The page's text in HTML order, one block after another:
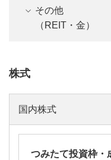
その他
（REIT・金）
株式
国内株式
つみたて投資枠・